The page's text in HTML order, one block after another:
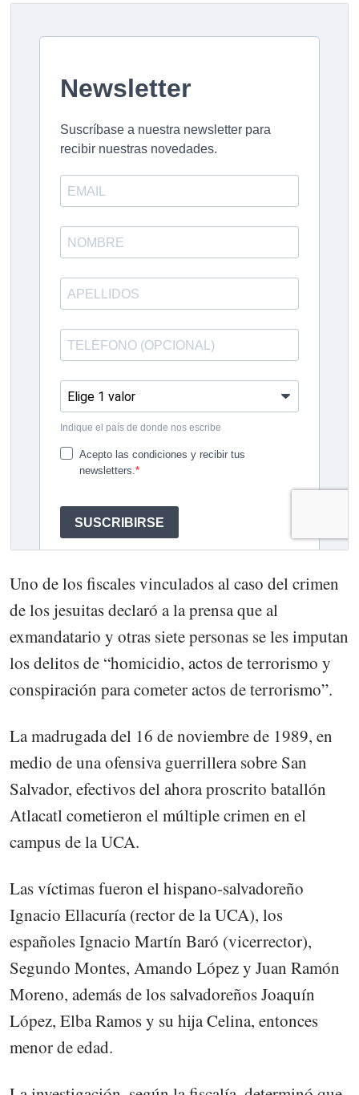
Uno de los fiscales vinculados al caso del crimen
de los jesuitas declaró a la prensa que al
exmandatario y otras siete personas se les imputan
los delitos de “homicidio, actos de terrorismo y
conspiración para cometer actos de terrorismo”.
La madrugada del 16 de noviembre de 1989, en
medio de una ofensiva guerrillera sobre San
Salvador, efectivos del ahora proscrito batallón
Atlacatl cometieron el múltiple crimen en el
campus de la UCA.
Las víctimas fueron el hispano-salvadoreño
Ignacio Ellacuría (rector de la UCA), los
españoles Ignacio Martín Baró (vicerrector),
Segundo Montes, Amando López y Juan Ramón
Moreno, además de los salvadoreños Joaquín
López, Elba Ramos y su hija Celina, entonces
menor de edad.